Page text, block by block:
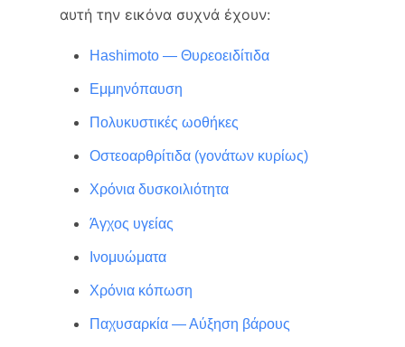
αυτή την εικόνα συχνά έχουν:
Hashimoto — Θυρεοειδίτιδα
Εμμηνόπαυση
Πολυκυστικές ωοθήκες
Οστεοαρθρίτιδα (γονάτων κυρίως)
Χρόνια δυσκοιλιότητα
Άγχος υγείας
Ινομυώματα
Χρόνια κόπωση
Παχυσαρκία — Αύξηση βάρους